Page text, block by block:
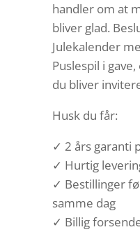
handler om at
bliver glad.
Julekalender
Puslespil i
du bliver
Husk du får:
✓ 2 års garanti
✓ Hurtig
✓ Bestillinger
samme dag
✓ Billig